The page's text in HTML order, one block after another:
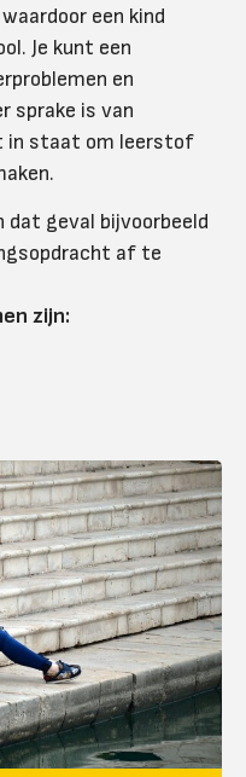
een kind
Je kunt een
en
sprake is van
in staat om leerstof
dat geval bijvoorbeeld
af te
zijn: